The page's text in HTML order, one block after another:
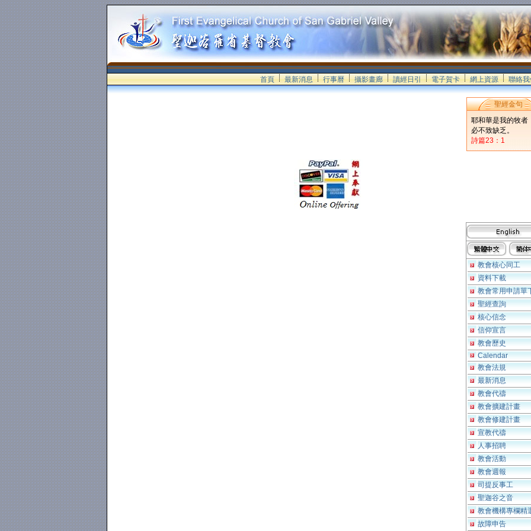
首頁 最新消息 行事曆 攝影畫廊 讀經日引 電子賀卡 網上資源 聯絡我
聖經金句
耶和華是我的牧者
必不致缺乏。
詩篇23：1
教會核心同工
資料下載
教會常用申請單
聖經查詢
核心信念
信仰宣言
教會歷史
Calendar
教會法規
最新消息
教會代禱
教會擴建計畫
教會修建計畫
宣教代禱
人事招聘
教會活動
教會週報
司提反事工
聖迦谷之音
教會機構專欄精
故障申告